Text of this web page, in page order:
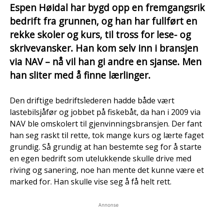
Espen Høidal har bygd opp en fremgangsrik
bedrift fra grunnen, og han har fullført en
rekke skoler og kurs, til tross for lese- og
skrivevansker. Han kom selv inn i bransjen
via NAV – nå vil han gi andre en sjanse. Men
han sliter med å finne lærlinger.
Den driftige bedriftslederen hadde både vært
lastebilsjåfør og jobbet på fiskebåt, da han i 2009 via
NAV ble omskolert til gjenvinningsbransjen. Der fant
han seg raskt til rette, tok mange kurs og lærte faget
grundig. Så grundig at han bestemte seg for å starte
en egen bedrift som utelukkende skulle drive med
riving og sanering, noe han mente det kunne være et
marked for. Han skulle vise seg å få helt rett.
Annonse